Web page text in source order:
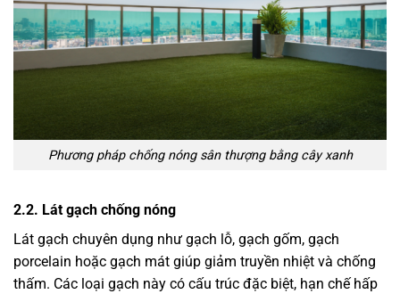
Phương pháp chống nóng sân thượng bằng cây xanh
2.2. Lát gạch chống nóng
Lát gạch chuyên dụng như gạch lỗ, gạch gốm, gạch
porcelain hoặc gạch mát giúp giảm truyền nhiệt và chống
thấm. Các loại gạch này có cấu trúc đặc biệt, hạn chế hấp